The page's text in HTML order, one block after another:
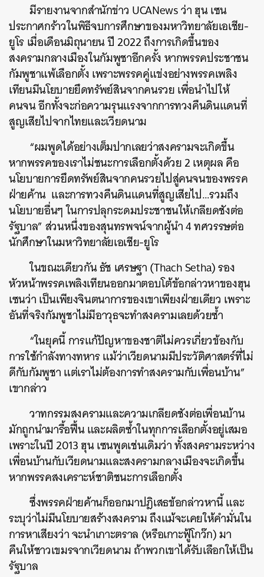
มีรายงานจากสำนักข่าว UCANews ว่า ฮุน เซน
ประกาศกร้าวในพิธีจบการศึกษาของมหาวิทยาลัยเอเชีย-
ยูโร เมื่อเดือนมิถุนายน ปี 2022 ถึงการเกิดขึ้นของ
สงครามกลางเมืองในกัมพูชาอีกครั้ง หากพรรคประชาชน
กัมพูชาแพ้เลือกตั้ง เพราะพรรคคู่แข่งอย่างพรรคเพลิง
เทียนมีนโยบายยึดทรัพย์สินจากคนรวย เพื่อนำไปให้
คนจน อีกทั้งจะก่อความรุนแรงจากการทวงคืนดินแดนที่
สูญเสียไปจากไทยและเวียดนาม
“ผมพูดได้อย่างเต็มปากเลยว่าสงครามจะเกิดขึ้น
หากพรรคของเราไม่ชนะการเลือกตั้งด้วย 2 เหตุผล คือ
นโยบายการยึดทรัพย์สินจากคนรวยไปสู่คนจนของพรรค
ฝ่ายค้าน และการทวงคืนดินแดนที่สูญเสียไป…รวมถึง
นโยบายอื่นๆ ในการปลุกระดมประชาชนให้เกลียดชังต่อ
รัฐบาล” ส่วนหนึ่งของสุนทรพจน์จากผู้นำ 4 ทศวรรษต่อ
นักศึกษาในมหาวิทยาลัยเอเชีย-ยูโร
ในขณะเดียวกัน ธัช เศรษฐา (Thach Setha) รอง
หัวหน้าพรรคเพลิงเทียนออกมาตอบโต้ข้อกล่าวหาของฮุน
เซนว่า เป็นเพียงจินตนาการของเขาเพียงฝ่ายเดียว เพราะ
อันที่จริงกัมพูชาไม่มีอาวุธจะทำสงครามเลยด้วยซ้ำ
“ในยุคนี้ การแก้ปัญหาของชาติไม่ควรเกี่ยวข้องกับ
การใช้กำลังทางทหาร แม้ว่าเวียดนามมีประวัติศาสตร์ที่ไม่
ดีกับกัมพูชา แต่เราไม่ต้องการทำสงครามกับเพื่อนบ้าน”
เขากล่าว
วาทกรรมสงครามและความเกลียดชังต่อเพื่อนบ้าน
มักถูกนำมารื้อฟื้น และผลิตซ้ำในทุกการเลือกตั้งอยู่เสมอ
เพราะในปี 2013 ฮุน เซนพูดเช่นเดิมว่า ทั้งสงครามระหว่าง
เพื่อนบ้านกับเวียดนามและสงครามกลางเมืองจะเกิดขึ้น
หากพรรคสงเคราะห์ชาติชนะการเลือกตั้ง
ซึ่งพรรคฝ่ายค้านก็ออกมาปฎิเสธข้อกล่าวหานี้ และ
ระบุว่าไม่มีนโยบายสร้างสงคราม ถึงแม้จะเคยให้คำมั่นใน
การหาเสียงว่า จะนำเกาะตราล (หรือเกาะฟู้โกว๊ก) มา
คืนให้ชาวเขมรจากเวียดนาม ถ้าพวกเขาได้รับเลือกให้เป็น
รัฐบาล
ค้นหา
SHARE TWEET LINE EMAIL